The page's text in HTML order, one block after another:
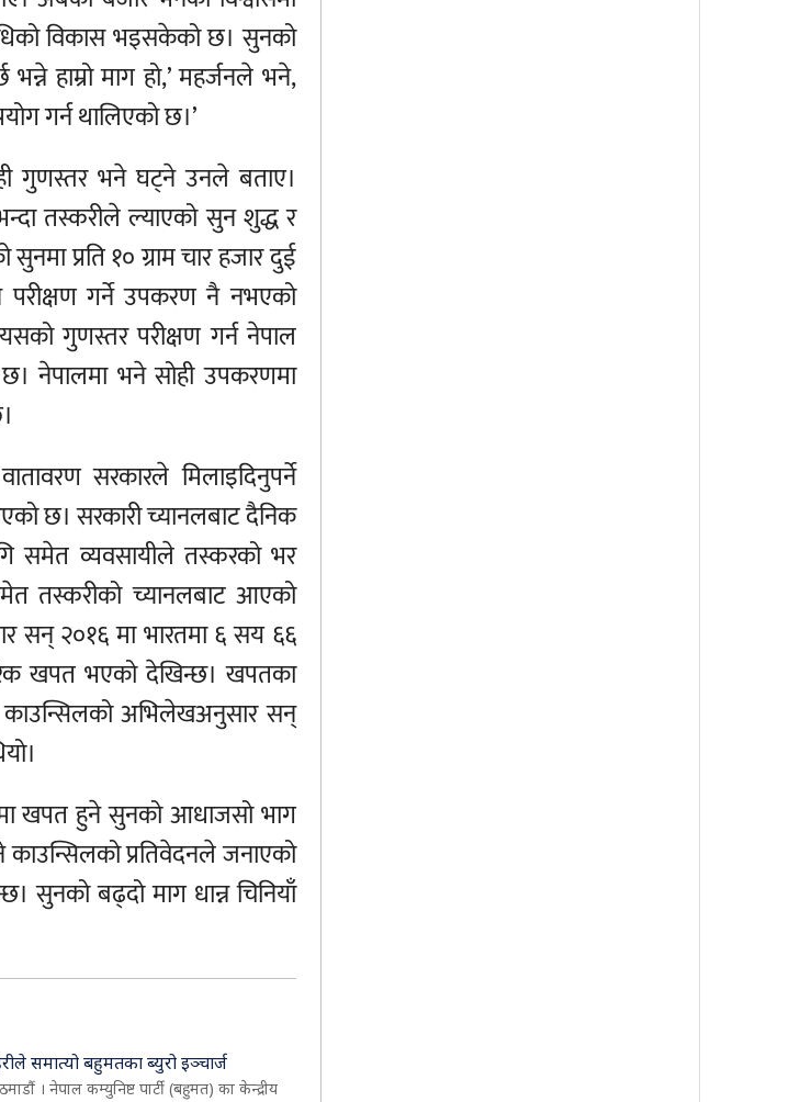
विकास भइसकेको छ। सुनको
भन्ने हाम्रो माग हो,’ महर्जनले भने,
गर्न थालिएको छ।’
गुणस्तर भने घट्ने उनले बताए।
तस्करीले ल्याएको सुन शुद्ध र
प्रति १० ग्राम चार हजार दुई
गर्ने उपकरण नै नभएको
गुणस्तर परीक्षण गर्न नेपाल
नेपालमा भने सोही उपकरणमा
सरकारले मिलाइदिनुपर्ने
छ। सरकारी च्यानलबाट दैनिक
समेत व्यवसायीले तस्करको भर
तस्करीको च्यानलबाट आएको
सन् २०१६ मा भारतमा ६ सय ६६
खपत भएको देखिन्छ। खपतका
काउन्सिलको अभिलेखअनुसार सन्
खपत हुने सुनको आधाजसो भाग
काउन्सिलको प्रतिवेदनले जनाएको
सुनको बढ्दो माग धान्न चिनियाँ
समात्यो बहुमतका ब्युरो इञ्चार्ज
। नेपाल कम्युनिष्ट पार्टी (बहुमत) का केन्द्रीय